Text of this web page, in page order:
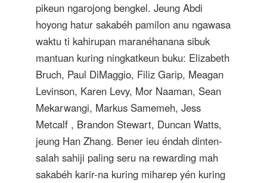
pikeun ngarojong bengkel. Jeung Abdi
hoyong hatur sakabéh pamilon anu ngawasa
waktu ti kahirupan maranéhanana sibuk
mantuan kuring ningkatkeun buku: Elizabeth
Bruch, Paul DiMaggio, Filiz Garip, Meagan
Levinson, Karen Levy, Mor Naaman, Sean
Mekarwangi, Markus Samemeh, Jess
Metcalf , Brandon Stewart, Duncan Watts,
jeung Han Zhang. Bener ieu éndah dinten-
salah sahiji paling seru na rewarding mah
sakabéh karir-na kuring miharep yén kuring